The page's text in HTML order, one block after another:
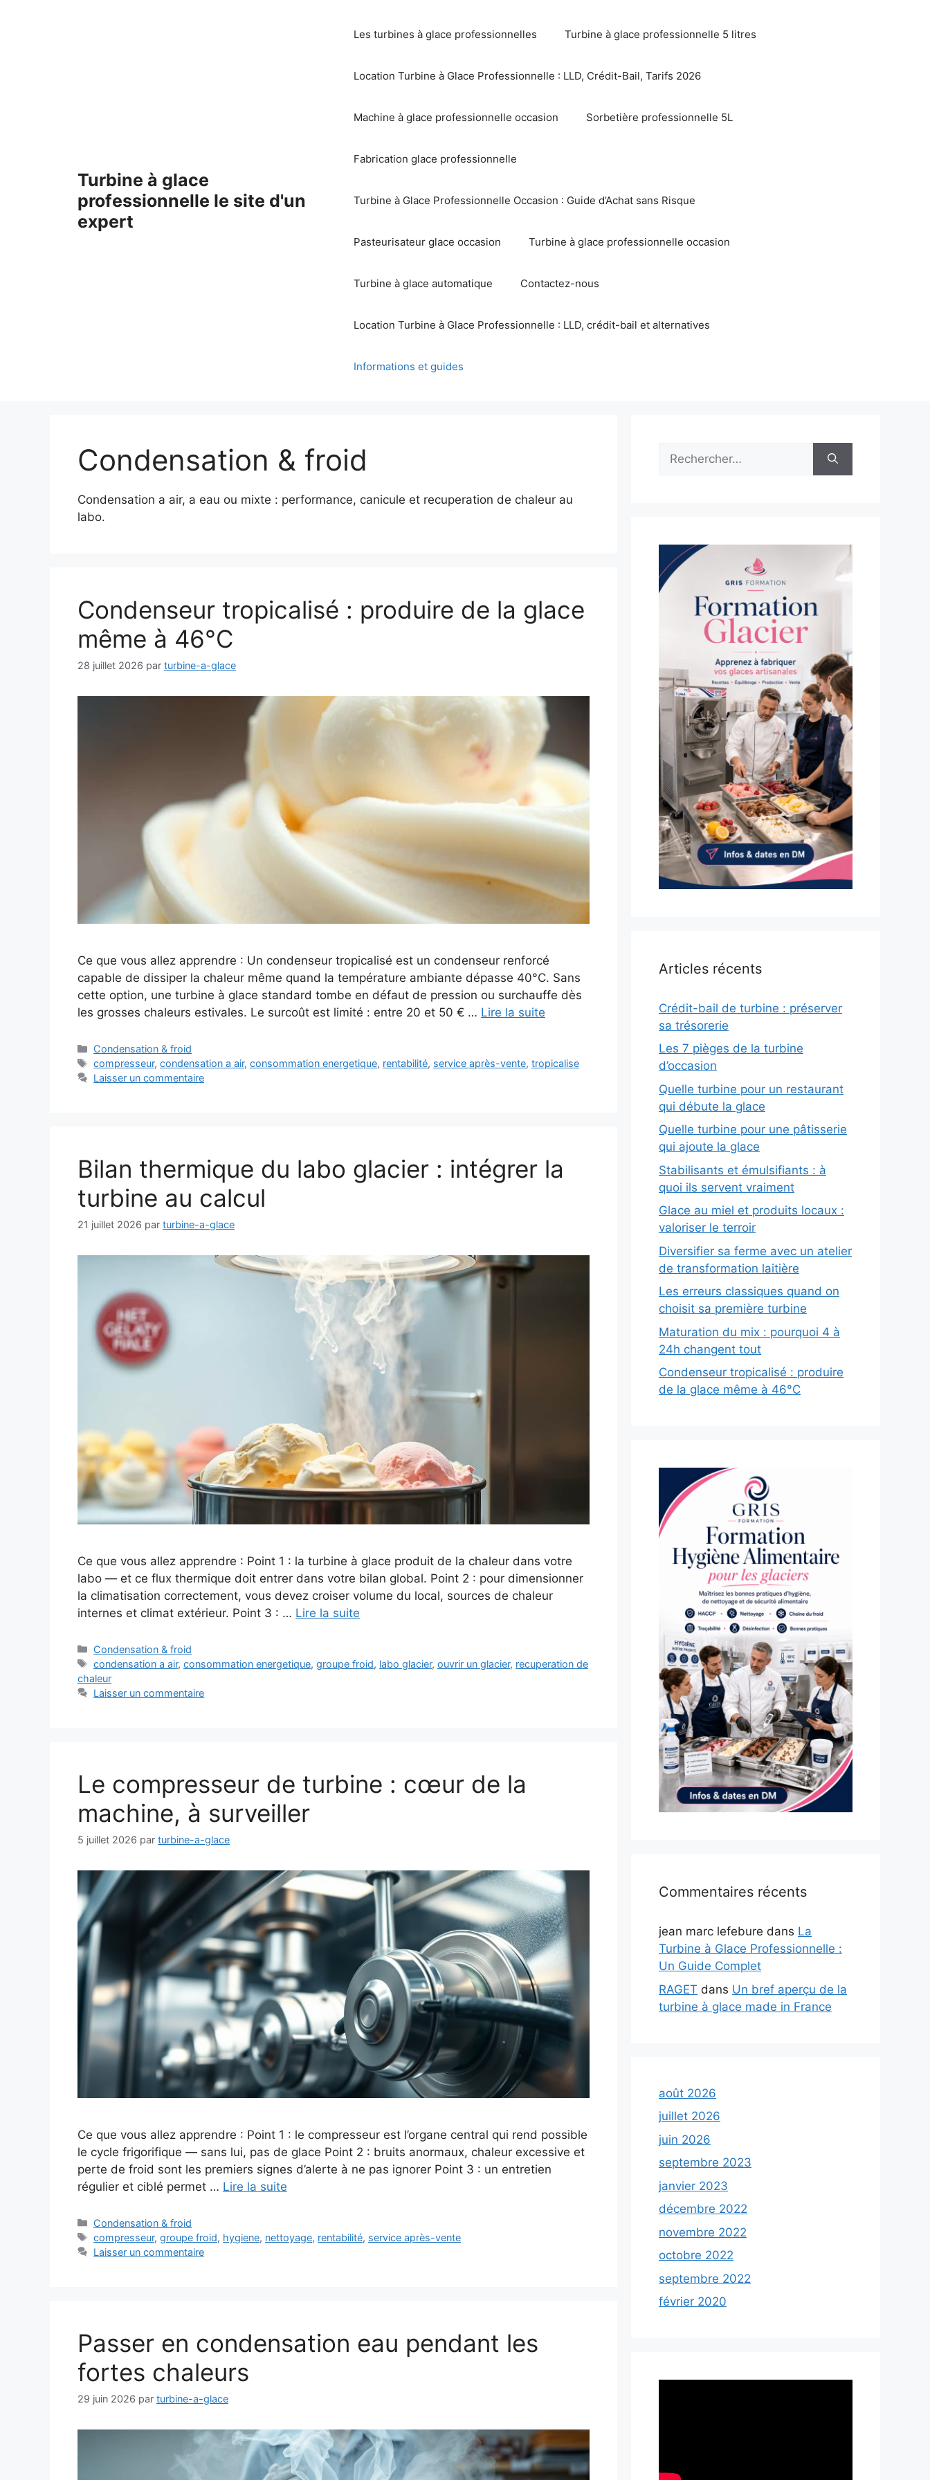
Turbine à glace
professionnelle le site d'un
expert
Les turbines à glace professionnelles Turbine à glace professionnelle 5 litres
Location Turbine à Glace Professionnelle : LLD, Crédit-Bail, Tarifs 2026
Machine à glace professionnelle occasion Sorbetière professionnelle 5L
Fabrication glace professionnelle
Turbine à Glace Professionnelle Occasion : Guide d’Achat sans Risque
Pasteurisateur glace occasion Turbine à glace professionnelle occasion
Turbine à glace automatique Contactez-nous
Location Turbine à Glace Professionnelle : LLD, crédit-bail et alternatives
Informations et guides
Condensation & froid
Condensation a air, a eau ou mixte : performance, canicule et recuperation de chaleur au
labo.
Condenseur tropicalisé : produire de la glace
même à 46°C
28 juillet 2026 par turbine-a-glace
Ce que vous allez apprendre : Un condenseur tropicalisé est un condenseur renforcé
capable de dissiper la chaleur même quand la température ambiante dépasse 40°C. Sans
cette option, une turbine à glace standard tombe en défaut de pression ou surchauffe dès
les grosses chaleurs estivales. Le surcoût est limité : entre 20 et 50 € … Lire la suite
Catégories
Condensation & froid
Étiquettes
compresseur,condensation a air,consommation energetique, rentabilité, service après-vente,tropicalise
Laisser un commentaire
Bilan thermique du labo glacier : intégrer la
turbine au calcul
21 juillet 2026 par turbine-a-glace
Ce que vous allez apprendre : Point 1 : la turbine à glace produit de la chaleur dans votre
labo — et ce flux thermique doit entrer dans votre bilan global. Point 2 : pour dimensionner
la climatisation correctement, vous devez croiser volume du local, sources de chaleur
internes et climat extérieur. Point 3 : … Lire la suite
Catégories
Condensation & froid
Étiquettes
condensation a air,consommation energetique,groupe froid, labo glacier,ouvrir un glacier, recuperation de
chaleur
Laisser un commentaire
Le compresseur de turbine : cœur de la
machine, à surveiller
5 juillet 2026 par turbine-a-glace
Ce que vous allez apprendre : Point 1 : le compresseur est l’organe central qui rend possible
le cycle frigorifique — sans lui, pas de glace Point 2 : bruits anormaux, chaleur excessive et
perte de froid sont les premiers signes d’alerte à ne pas ignorer Point 3 : un entretien
régulier et ciblé permet … Lire la suite
Catégories
Condensation & froid
Étiquettes
compresseur,groupe froid, hygiene, nettoyage, rentabilité, service après-vente
Laisser un commentaire
Passer en condensation eau pendant les
fortes chaleurs
29 juin 2026 par turbine-a-glace
Rechercher :
Articles récents
Crédit-bail de turbine : préserver
sa trésorerie
Les 7 pièges de la turbine
d’occasion
Quelle turbine pour un restaurant
qui débute la glace
Quelle turbine pour une pâtisserie
qui ajoute la glace
Stabilisants et émulsifiants : à
quoi ils servent vraiment
Glace au miel et produits locaux :
valoriser le terroir
Diversifier sa ferme avec un atelier
de transformation laitière
Les erreurs classiques quand on
choisit sa première turbine
Maturation du mix : pourquoi 4 à
24h changent tout
Condenseur tropicalisé : produire
de la glace même à 46°C
Commentaires récents
jean marc lefebure dans La
Turbine à Glace Professionnelle :
Un Guide Complet
RAGET dans Un bref aperçu de la
turbine à glace made in France
août 2026
juillet 2026
juin 2026
septembre 2023
janvier 2023
décembre 2022
novembre 2022
octobre 2022
septembre 2022
février 2020